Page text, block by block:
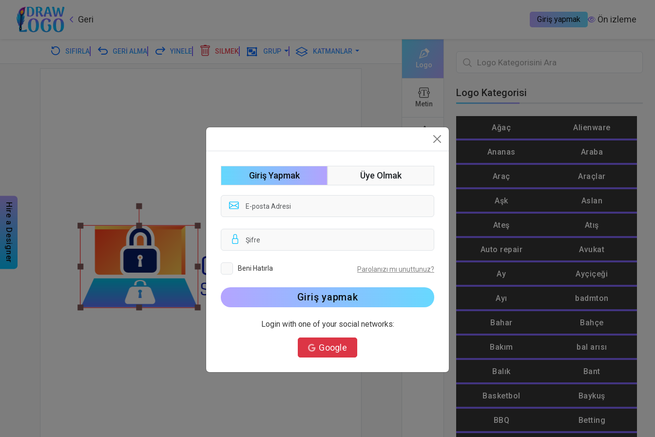
Geri Giriş yapmak Ön izleme
Hire a Designer
SIFIRLA GERİ ALMA YINELE SILMEK GRUP
KATMANLAR
Logo
Metin
Şekiller
Logo Kategorisi
Ağaç Alienware
Ananas Araba
Araç Araçlar
Aşk Aslan
Ateş Atış
Auto repair Avukat
Ay Ayçiçeği
Ayı badmton
Bahar Bahçe
Bakım bal arısı
Balık Bant
Basketbol Baykuş
BBQ Betting
Giriş Yapmak Üye Olmak
Beni Hatırla Parolanızı mı unuttunuz?
Giriş yapmak
Login with one of your social networks:
Google